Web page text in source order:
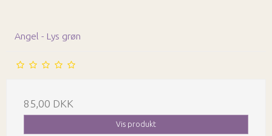
Angel - Lys grøn
85,00 DKK
Vis produkt